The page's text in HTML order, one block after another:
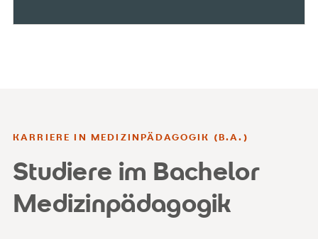
KARRIERE IN MEDIZINPÄDAGOGIK (B.A.)
Studiere im Bachelor
Medizinpädagogik